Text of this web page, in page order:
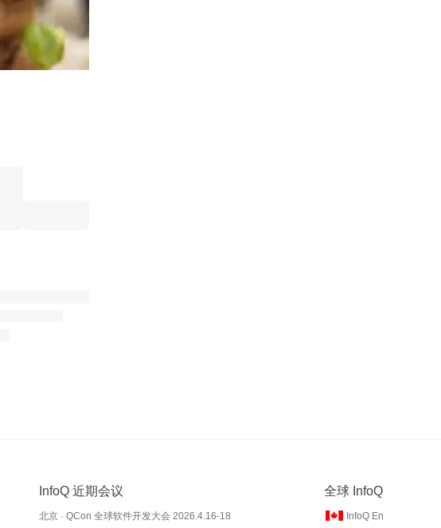
InfoQ 近期会议
北京 · QCon 全球软件开发大会 2026.4.16-18
全球 InfoQ
InfoQ En